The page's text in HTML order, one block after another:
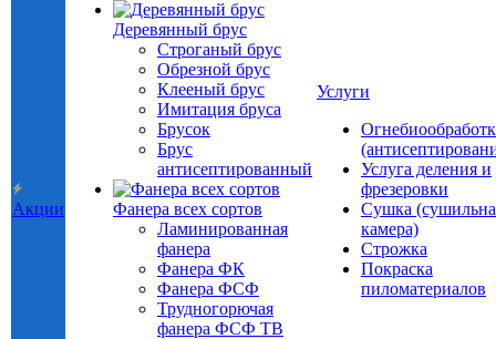
Акции
Деревянный брус
Строганый брус
Обрезной брус
Клееный брус
Имитация бруса
Брусок
Брус
антисептированный
Фанера всех сортов
Ламинированная
фанера
Фанера ФК
Фанера ФСФ
Трудногорючая
фанера ФСФ ТВ
Услуги
Услуга деления и
фрезеровки
Сушка
камера)
Строжка
Покраска
пиломатериалов